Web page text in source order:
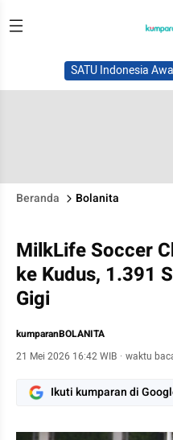
SATU Indonesia
Beranda Bolanita
MilkLife Soccer
ke Kudus, 1.391
Gigi
kumparanBOLANITA
21 Mei 2026 16:42 WIB · waktu
Ikuti kumparan di